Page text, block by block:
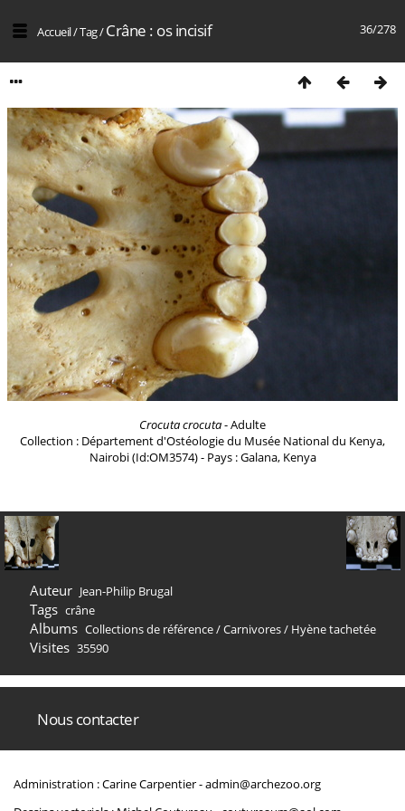
36/278
Accueil/Tag/Crâne : os incisif
Crocuta crocuta- Adulte
Collection : Département d'Ostéologie du Musée National du Kenya,
Nairobi (Id:OM3574) - Pays : Galana, Kenya
Auteur Jean-Philip Brugal
Tags crâne
Albums Collections de référence/Carnivores/ Hyène tachetée
Visites 35590
Nous contacter
Administration : Carine Carpentier -admin@archezoo.org